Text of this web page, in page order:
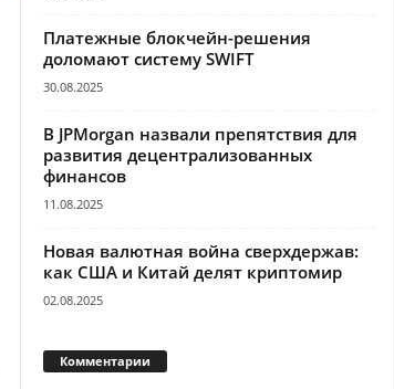
Платежные блокчейн-решения
доломают систему SWIFT
30.08.2025
В JPMorgan назвали препятствия для
развития децентрализованных
финансов
11.08.2025
Новая валютная война сверхдержав:
как США и Китай делят криптомир
02.08.2025
Комментарии